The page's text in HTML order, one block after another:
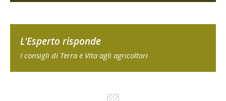
L'Esperto risponde
I consigli di Terra e Vita agli agricoltori